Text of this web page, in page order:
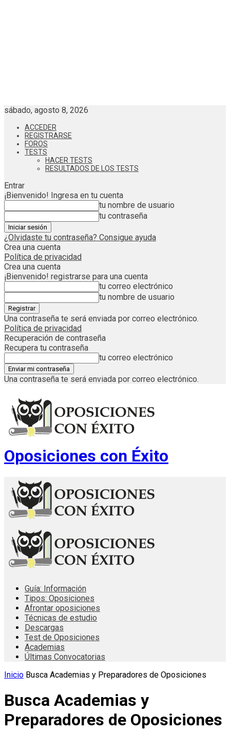
sábado, agosto 8, 2026
ACCEDER
REGISTRARSE
FOROS
TESTS
HACER TESTS
RESULTADOS DE LOS TESTS
Entrar
¡Bienvenido! Ingresa en tu cuenta
tu nombre de usuario
tu contraseña
¿Olvidaste tu contraseña? Consigue ayuda
Crea una cuenta
Política de privacidad
Crea una cuenta
¡Bienvenido! registrarse para una cuenta
tu correo electrónico
tu nombre de usuario
Una contraseña te será enviada por correo electrónico.
Política de privacidad
Recuperación de contraseña
Recupera tu contraseña
tu correo electrónico
Una contraseña te será enviada por correo electrónico.
Oposiciones con Éxito
Guía: Información
Tipos: Oposiciones
Afrontar oposiciones
Técnicas de estudio
Descargas
Test de Oposiciones
Academias
Últimas Convocatorias
Inicio Busca Academias y Preparadores de Oposiciones
Busca Academias y
Preparadores de Oposiciones